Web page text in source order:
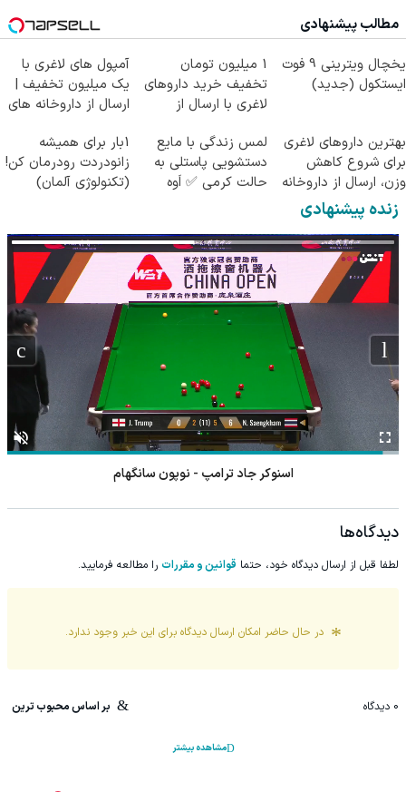
مطالب پیشنهادی
یخچال ویترینی 9 فوت
ایستکول (جدید)
1 میلیون تومان
تخفیف خرید داروهای
لاغری با ارسال از
آمپول های لاغری با
یک میلیون تخفیف |
ارسال از داروخانه های
بهترین داروهای لاغری
برای شروع کاهش
وزن، ارسال از داروخانه
های نزدیکت!
لمس زندگی با مایع
دستشویی پاستلی به
حالت کرمی ✅ اَوه
1بار برای همیشه
زانودردت رودرمان کن!
(تکنولوژی آلمان)
زنده پیشنهادی
اسنوکر ژیائو گودونگ - آنتونی مک گیل
دیدگاه‌ها
لطفا قبل از ارسال دیدگاه خود، حتما قوانین و مقررات را مطالعه فرمایید.
در حال حاضر امکان ارسال دیدگاه برای این خبر وجود ندارد.
0 دیدگاه بر اساس محبوب ترین
مشاهده بیشتر